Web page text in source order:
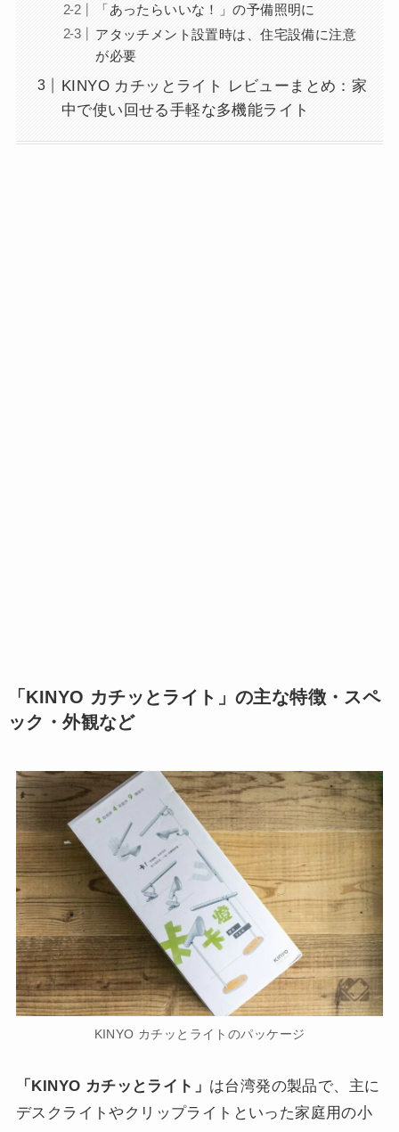
「あったらいいな！」の予備照明に
アタッチメント設置時は、住宅設備に注意
が必要
KINYO カチッとライト レビューまとめ：家
中で使い回せる手軽な多機能ライト
「KINYO カチッとライト」の主な特徴・スペ
ック・外観など
KINYO カチッとライトのパッケージ
「KINYO カチッとライト」 は台湾発の製品で、主に
デスクライトやクリップライトといった家庭用の小